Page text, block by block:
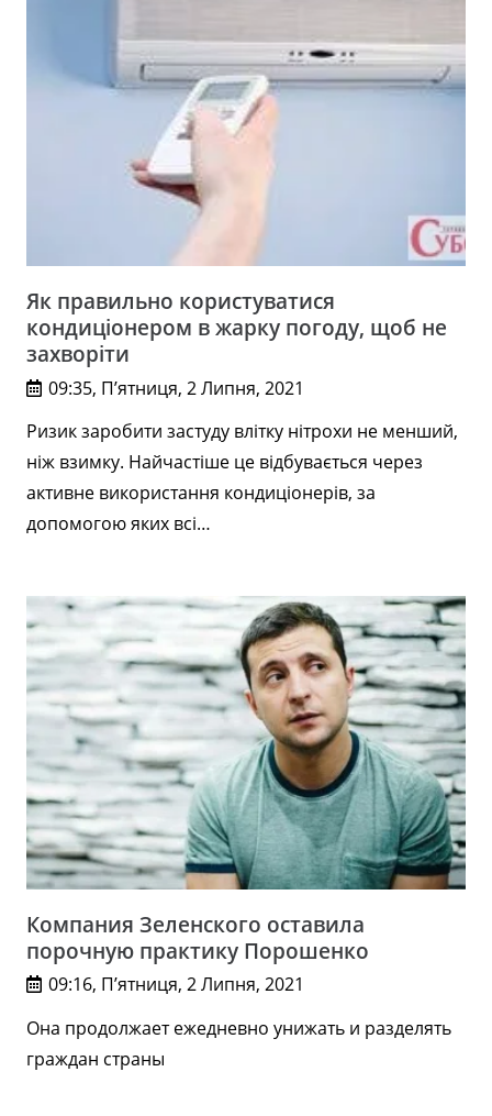
Як правильно користуватися
кондиціонером в жарку погоду, щоб не
захворіти
09:35, П’ятниця, 2 Липня, 2021
Ризик заробити застуду влітку нітрохи не менший,
ніж взимку. Найчастіше це відбувається через
активне використання кондиціонерів, за
допомогою яких всі…
Компания Зеленского оставила
порочную практику Порошенко
09:16, П’ятниця, 2 Липня, 2021
Она продолжает ежедневно унижать и разделять
граждан страны